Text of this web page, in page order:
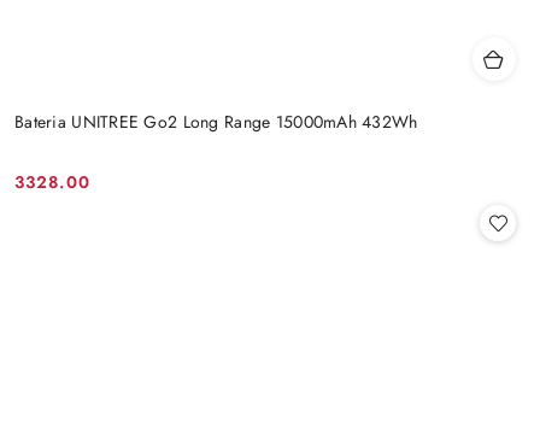
Bateria UNITREE Go2 Long Range 15000mAh 432Wh
Cena:
3328.00